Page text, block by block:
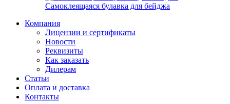
Самоклеящаяся булавка для бейджа
Компания
Лицензии и сертификаты
Новости
Реквизиты
Как заказать
Дилерам
Статьи
Оплата и доставка
Контакты